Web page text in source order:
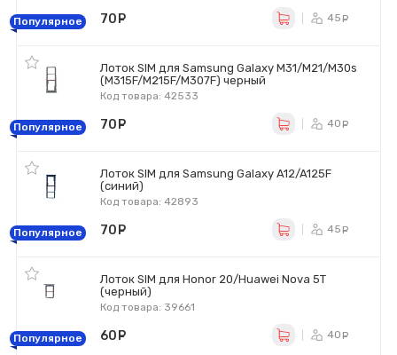
Популярное 70 45
Лоток SIM для Samsung Galaxy M31/M21/M30s
(M315F/M215F/M307F) черный
Код товара: 42533
Популярное 70 40
Лоток SIM для Samsung Galaxy A12/A125F
(синий)
Код товара: 42893
Популярное 70 45
Лоток SIM для Honor 20/Huawei Nova 5T
(черный)
Код товара: 39661
Популярное 60 40